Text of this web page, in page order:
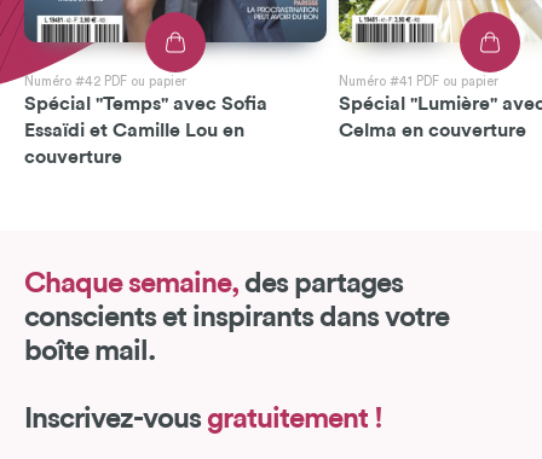
Numéro #42 PDF ou papier
Spécial "Temps" avec Sofia
Essaïdi et Camille Lou en
couverture
Numéro #41 PDF ou papier
Spécial "Lumière"
Celma en couverture
Chaque semaine, des partages
conscients et inspirants dans votre
boîte mail.
Inscrivez-vous gratuitement !